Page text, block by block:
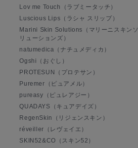
Lov me Touch（ラブミータッチ）
Luscious Lips（ラシャ スリップ）
Marini Skin Solutions（マリーニスキンソ
リューションズ）
natumedica（ナチュメディカ）
Ogshi（おぐし）
PROTESUN（プロテサン）
Puremer（ピュアメル）
pureasy（ピュレアジー）
QUADAYS（キュアデイズ）
RegenSkin（リジェンスキン）
réveiller（レヴェイエ）
SKIN52&CO（スキン52）